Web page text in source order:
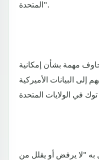
المتحدة".
مهمة بشأن إمكانية
البيانات الأميركية
به "لا يرفض أو يقلل من